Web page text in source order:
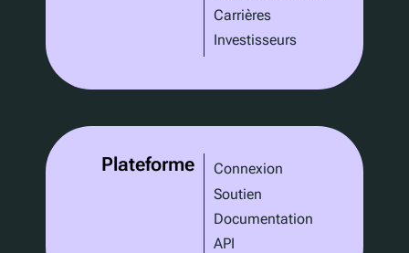
Carrières
Investisseurs
Plateforme
Connexion
Soutien
Documentation
API